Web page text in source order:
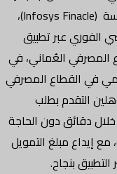
البلاتينية في مجال ابتكار المنتجات من مؤسسة (Infosys Finacle)،
الفوري عبر تطبيق
المصرفي العُماني، في
في القطاع المصرفي
التقدم بطلب
خلال دقائق دون الحاجة
إيداع مبلغ التمويل
بنجاح.